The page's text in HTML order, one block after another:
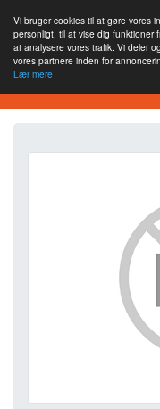
Vi bruger cookies til at gøre vores
personligt, til at vise dig funktioner
at analysere vores trafik. Vi deler
vores partnere inden for
Lær mere
SEO Analytics